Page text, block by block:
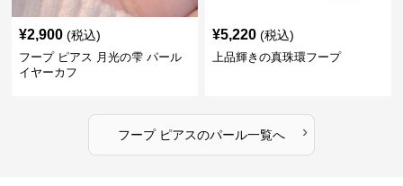
¥2,900 (税込)
フープ ピアス 月光の雫 パール
イヤーカフ
¥5,220 (税込)
上品輝きの真珠環フープ
フープ ピアスのパール一覧へ ›